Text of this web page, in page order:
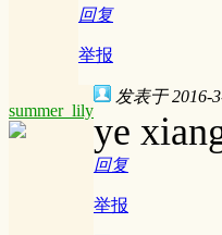
回复
举报
summer_lily
发表于 2016-
ye
回复
举报